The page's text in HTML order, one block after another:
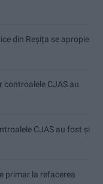
din Reșița se apropie
controalele CJAS au
CJAS au fost și
primar la refacerea